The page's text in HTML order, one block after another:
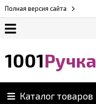
Полная версия сайта
1001Ручка
Каталог товаров